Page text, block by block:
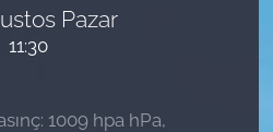
Pazar
11:30
1009 hpa hPa,